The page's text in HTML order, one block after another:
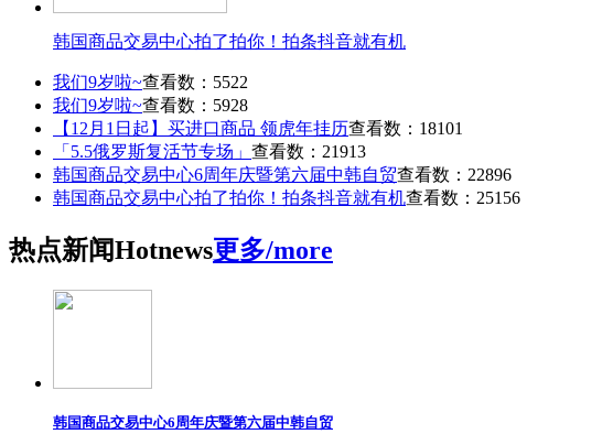
韩国商品交易中心拍了拍你！拍条抖音就有机
我们9岁啦~查看数：5522
我们9岁啦~查看数：5928
【12月1日起】买进口商品 领虎年挂历查看数：18101
「5.5俄罗斯复活节专场」 查看数：21913
韩国商品交易中心6周年庆暨第六届中韩自贸查看数：22896
韩国商品交易中心拍了拍你！拍条抖音就有机查看数：25156
热点新闻Hotnews更多/more
韩国商品交易中心6周年庆暨第六届中韩自贸